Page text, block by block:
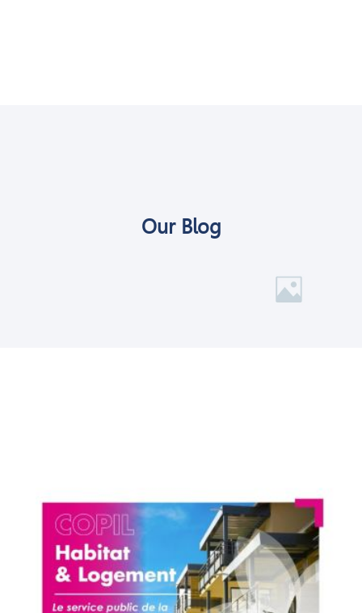
Our Blog